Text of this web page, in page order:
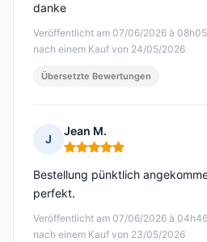
Veröffentlicht am 07/06/2026 à 08h05
nach einem Kauf von 24/05/2026
danke
Übersetzte Bewertungen
J
Jean M.
Hinweis: 5 von 5
Veröffentlicht am 07/06/2026 à 04h46
nach einem Kauf von 23/05/2026
Bestellung pünktlich
perfekt.